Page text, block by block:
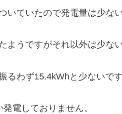
いていたので発電量は少ない
ようですがそれ以外は少ない
るわず15.4kWhと少ないです
電しておりません。